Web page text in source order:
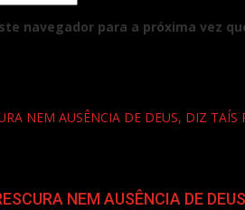
navegador para a próxima vez
NEM AUSÊNCIA DE DEUS, DIZ TAÍS
NEM AUSÊNCIA DE